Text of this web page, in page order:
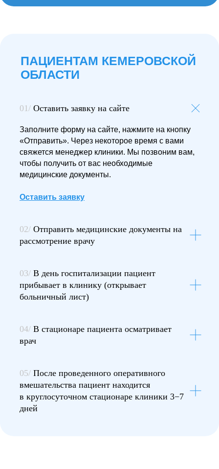
01/ Оставить заявку на сайте
Заполните форму на сайте, нажмите на кнопку
«Отправить». Через некоторое время с вами
свяжется менеджер клиники. Мы позвоним вам,
чтобы получить от вас необходимые
медицинские документы.
Оставить заявку
02/ Отправить медицинские документы на
рассмотрение врачу
03/ В день госпитализации пациент
прибывает в клинику (открывает
больничный лист)
04/ В стационаре пациента осматривает
врач
05/ После проведенного оперативного
вмешательства пациент находится
в круглосуточном стационаре клиники 3−7
дней